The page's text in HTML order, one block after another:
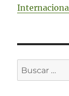
Buscar
por: